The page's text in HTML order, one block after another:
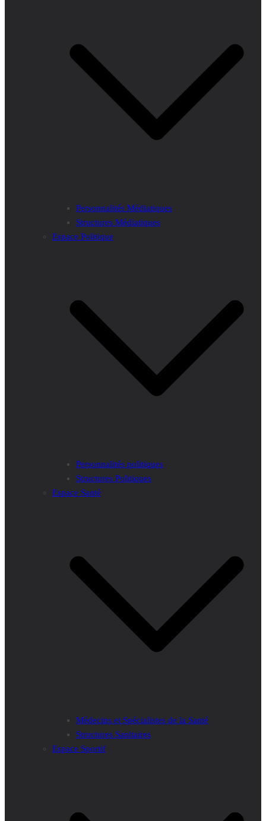
Personnalités Médiatiques
Structures Médiatiques
Espace Politique
Personnalités politiques
Structures Politiques
Espace Santé
Médecins et Spécialistes de la Santé
Structures Sanitaires
Espace Sportif